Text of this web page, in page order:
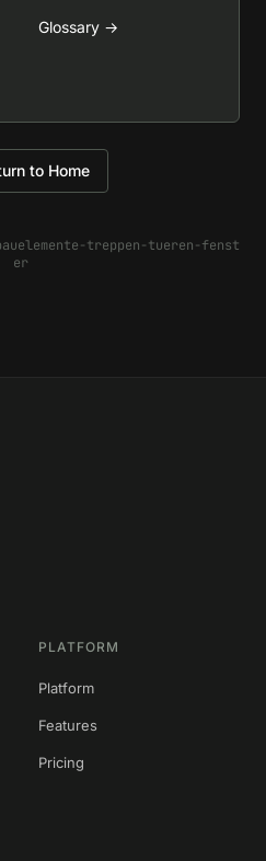
Glossary →
to Home
treppen-tueren-fenst
er
PLATFORM
Platform
Features
Pricing